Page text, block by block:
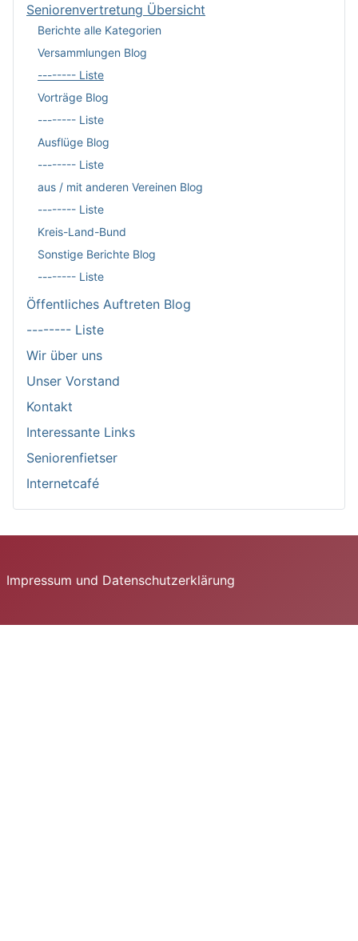
Seniorenvertretung Übersicht
Berichte alle Kategorien
Versammlungen Blog
-------- Liste
Vorträge Blog
-------- Liste
Ausflüge Blog
-------- Liste
aus / mit anderen Vereinen Blog
-------- Liste
Kreis-Land-Bund
Sonstige Berichte Blog
-------- Liste
Öffentliches Auftreten Blog
-------- Liste
Wir über uns
Unser Vorstand
Kontakt
Interessante Links
Seniorenfietser
Internetcafé
Impressum und Datenschutzerklärung